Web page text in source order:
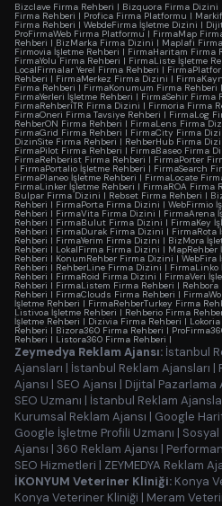
Bizclave Firma Rehberi | Bizquora Firma Dizini
Firma Rehberi | Profica Firma Platformu |
Firma Rehberi | WebdeFirma İşletme Dizini |
ProFirmaWeb Firma Platformu | FirmaMap
Rehberi | BizMarka Firma Dizini | Maplafi
Firmovia İşletme Rehberi | FirmaHaritam Firma
FirmaYolu Firma Rehberi | FirmaListe İşletme
LocalFirmalar Yerel Firma Rehberi |
Rehberi | FirmaMerkez Firma Dizini |
Firma Rehberi | FirmaKonumum Firma Rehberi |
FirmaYerleri İşletme Rehberi | FirmaSehir Firma
FirmaRehberiTR Firma Dizini | Firmoria Firma
FirmaOneri Firma Tavsiye Rehberi | FirmaLog
RehberON Firma Rehberi | FirmaLens Firma
FirmaGrid Firma Rehberi | FirmaCity Firma
DizinSite Firma Rehberi | RehberHub Firma
FirmaPilot Firma Rehberi | FirmaBaseo Firma
FirmaRehberist Firma Rehberi | FirmaPorter
| FirmaPortalio İşletme Rehberi | FirmaSearch
FirmaPlaneo İşletme Rehberi | FirmaLocate
FirmaLinker İşletme Rehberi | FirmaROA Firma
Bulpar Firma Dizini | Rebset Firma Rehberi |
Rehberi | FirmaPorta Firma Dizini | WebFirmio
Rehberi | FirmaVita Firma Dizini | FirmaArena
Rehberi | FirmaBulut Firma Dizini | FirmaKey
Rehberi | FirmaDurak Firma Dizini | FirmaRota
Rehberi | FirmaYerim Firma Dizini | BizMora
Rehberi | LokalFirma Firma Dizini | MapRehber
Rehberi | KonumRehber Firma Dizini | WebFira
Rehberi | RehberLine Firma Dizini | FirmaLinko
Rehberi | FirmaRoid Firma Dizini | FirmaVeri
Rehberi | FirmaListem Firma Rehberi |
Rehberi | FirmaClouds Firma Rehberi |
İşletme Rehberi | FirmaRehberTurkey Firma
Listivoa İşletme Rehberi | Rehberio Firma
İşletme Rehberi | Dizivia Firma Rehberi |
Rehberi | Bizora360 Firma Rehberi |
Rehberi | Listora360 Firma Rehberi |
Zeymedya Reklam Ajansı: İstanbul
Ajansları | İstanbul Reklam Ajansları |
Ajansı | SEO Ajansı | Dijital Pazarlama
SEO Uzmanı | İstanbul Reklam
Kurumsal Reklam Ajansı | Google
Google İşletme Profili Uzmanı | Sosyal
Ajansı | 360 Reklam Ajansı |
SEO Hizmetleri | ZEYMEDYA Reklam
İKONYUM Veteriner Kliniği: Konya
Konya Veteriner Kliniği | Meram